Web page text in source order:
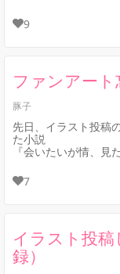
もある絵です。
先日、モチーフにし
9
ファンアート
豚子
先日、イラスト投稿
た小説
『会いたいが情、見
そのイラストの忘備
7
イラスト投
録）